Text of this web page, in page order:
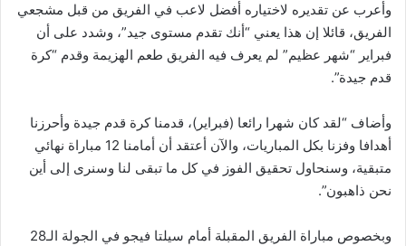
وأعرب عن تقديره لاختياره أفضل لاعب في الفريق من قبل مشجعي
الفريق، قائلا إن هذا يعني “أنك تقدم مستوى جيد”، وشدد على أن
فبراير “شهر عظيم” لم يعرف فيه الفريق طعم الهزيمة وقدم “كرة
قدم جيدة”.
وأضاف “لقد كان شهرا رائعا (فبراير)، قدمنا كرة قدم جيدة وأحرزنا
أهدافا وفزنا بكل المباريات، والآن أعتقد أن أمامنا 12 مباراة نهائي
متبقية، وسنحاول تحقيق الفوز في كل ما تبقى لنا وسنرى إلى أين
نحن ذاهبون”.
وبخصوص مباراة الفريق المقبلة أمام سيلتا فيجو في الجولة الـ28